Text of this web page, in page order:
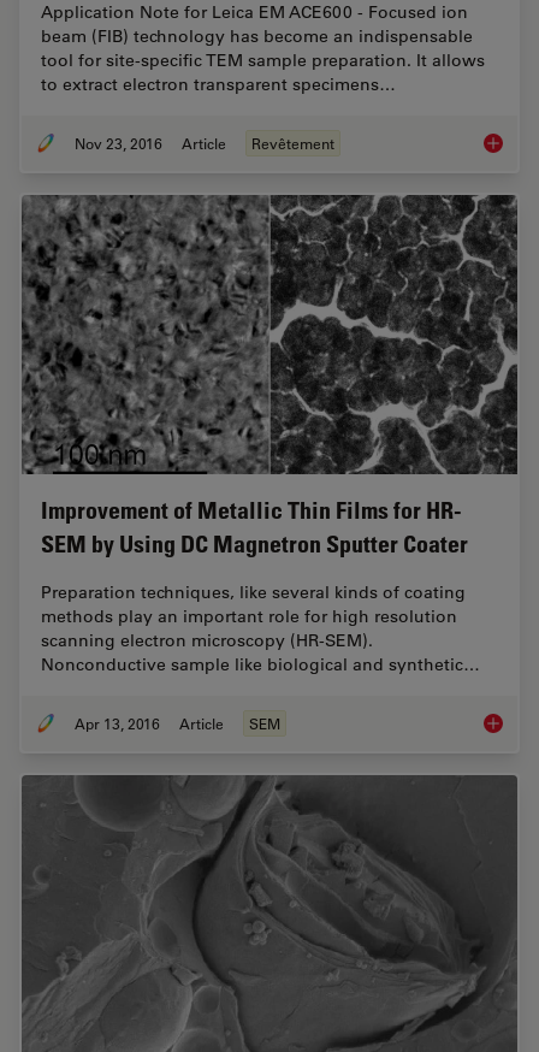
Application Note for Leica EM ACE600 - Focused ion
beam (FIB) technology has become an indispensable
tool for site-specific TEM sample preparation. It allows
to extract electron transparent specimens…
Nov 23, 2016 Article Revêtement Each
Improvement of Metallic Thin Films for HR-
SEM by Using DC Magnetron Sputter Coater
Preparation techniques, like several kinds of coating
methods play an important role for high resolution
scanning electron microscopy (HR-SEM).
Nonconductive sample like biological and synthetic…
Apr 13, 2016 Article SEM